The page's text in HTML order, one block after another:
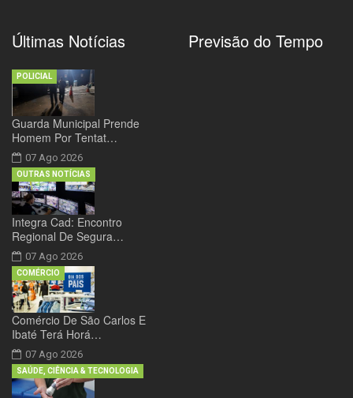
Últimas Notícias
Guarda Municipal Prende
Homem Por Tentat…
07 Ago 2026
POLICIAL
Integra Cad: Encontro
Regional De Segura…
07 Ago 2026
OUTRAS NOTÍCIAS
Comércio De São Carlos E
Ibaté Terá Horá…
07 Ago 2026
COMÉRCIO
SAÚDE, CIÊNCIA & TECNOLOGIA
Previsão do Tempo